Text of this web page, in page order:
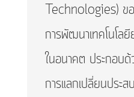
Technologies) ข
การพัฒนาเทคโนโล
ในอนาคต ประกอบ
การแลกเปลี่ยนประ